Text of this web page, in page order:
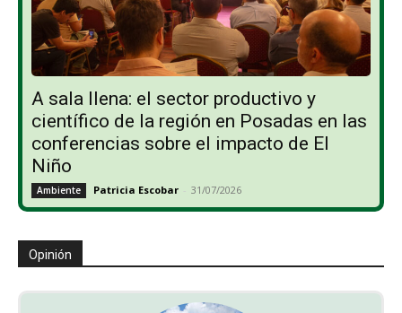
A sala llena: el sector productivo y
científico de la región en Posadas en las
conferencias sobre el impacto de El
Niño
Ambiente Patricia Escobar - 31/07/2026
Opinión